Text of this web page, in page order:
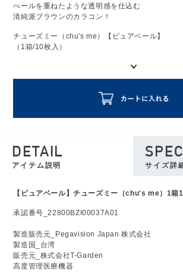
べールを重ねたような透明感を仕込む
清純派ブラウンのカラコン！
チューズミー（chu's me）【ピュアベール】
（1箱/10枚入）
DETAIL
アイテム説明
SPEC
サイズ詳
【ピュアベール】チューズミー（chu's me）1箱
承認番号_22800BZI00037A01
製造販売元_Pegavision Japan 株式会社
製造国_台湾
販売元_株式会社T-Garden
高度管理医療機器